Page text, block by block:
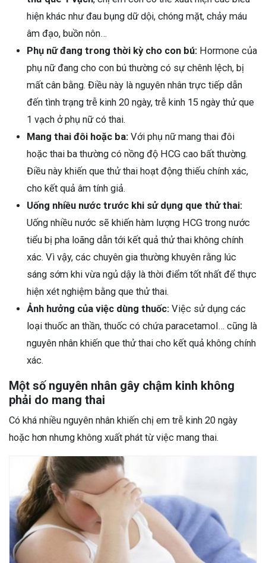
hiện khác như đau bụng dữ dội, chóng mặt, chảy máu
âm đạo, buồn nôn…
Phụ nữ đang trong thời kỳ cho con bú: Hormone của
phụ nữ đang cho con bú thường có sự chênh lệch, bị
mất cân bằng. Điều này là nguyên nhân trực tiếp dẫn
đến tình trạng trễ kinh 20 ngày, trễ kinh 15 ngày thử que
1 vạch ở phụ nữ có thai.
Mang thai đôi hoặc ba: Với phụ nữ mang thai đôi
hoặc thai ba thường có nồng độ HCG cao bất thường.
Điều này khiến que thử thai hoạt động thiếu chính xác,
cho kết quả âm tính giả.
Uống nhiều nước trước khi sử dụng que thử thai:
Uống nhiều nước sẽ khiến hàm lượng HCG trong nước
tiểu bị pha loãng dẫn tới kết quả thử thai không chính
xác. Vì vậy, các chuyên gia thường khuyên rằng lúc
sáng sớm khi vừa ngủ dậy là thời điểm tốt nhất để thực
hiện xét nghiệm bằng que thử thai.
Ảnh hưởng của việc dùng thuốc: Việc sử dụng các
loại thuốc an thần, thuốc có chứa paracetamol… cũng là
nguyên nhân khiến que thử thai cho kết quả không chính
xác.
Một số nguyên nhân gây chậm kinh không
phải do mang thai
Có khá nhiều nguyên nhân khiến chị em trễ kinh 20 ngày
hoặc hơn nhưng không xuất phát từ việc mang thai.